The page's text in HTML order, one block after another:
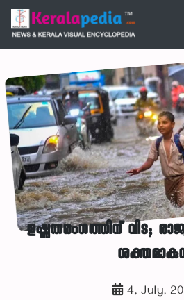
ഉഷ്ണതരംഗത്തിന് വിട;
4, July,